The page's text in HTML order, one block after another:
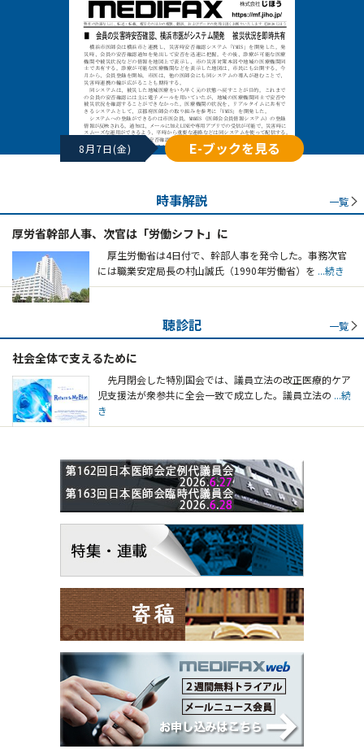
8月7日(金) E-ブックを見る
時事解説 一覧
厚労省幹部人事、次官は「労働シフト」に
厚生労働省は4日付で、幹部人事を発令した。事務次官
には職業安定局長の村山誠氏（1990年労働省）を ...続き
聴診記 一覧
社会全体で支えるために
先月閉会した特別国会では、議員立法の改正医療的ケア
児支援法が衆参共に全会一致で成立した。議員立法の ...続
き